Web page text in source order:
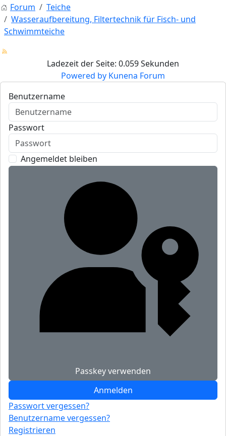
Forum
Teiche
Wasseraufbereitung, Filtertechnik für Fisch- und
Schwimmteiche
Ladezeit der Seite: 0.059 Sekunden
Powered by Kunena Forum
Benutzername
Passwort
Angemeldet bleiben
Passkey verwenden
Anmelden
Passwort vergessen?
Benutzername vergessen?
Registrieren